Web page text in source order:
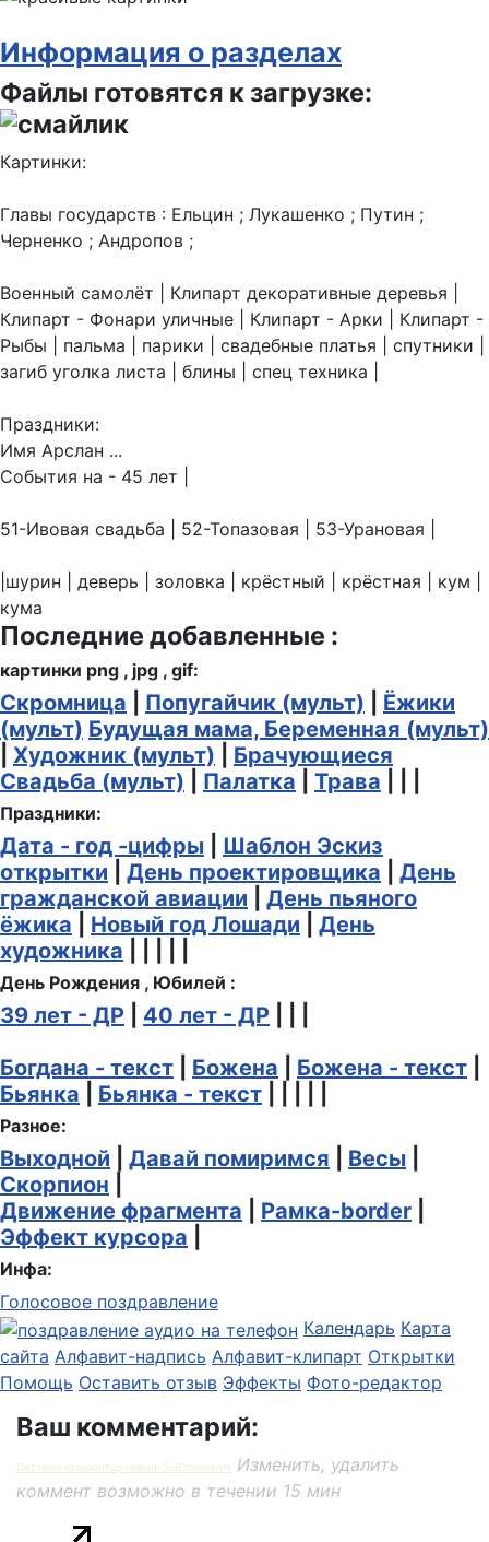
Информация о разделах
Файлы готовятся к загрузке:
Картинки:
Главы государств : Ельцин ; Лукашенко ; Путин ;
Черненко ; Андропов ;
Военный самолёт | Клипарт декоративные деревья |
Клипарт - Фонари уличные | Клипарт - Арки | Клипарт -
Рыбы | пальма | парики | свадебные платья | спутники |
загиб уголка листа | блины | спец техника |
Праздники:
Имя Арслан ...
События на - 45 лет |
51-Ивовая свадьба | 52-Топазовая | 53-Урановая |
|шурин | деверь | золовка | крёстный | крёстная | кум |
кума
Последние добавленные :
картинки png , jpg , gif:
Скромница Попугайчик (мульт)
Ёжики
(мульт) Будущая мама, Беременная (мульт)
Художник (мульт)
Брачующиеся
Свадьба (мульт)
Палатка Трава
Праздники:
Дата - год -цифры
Шаблон Эскиз
открытки
День проектировщика
День
гражданской авиации
День пьяного
ёжика
Новый год Лошади
День
художника
День Рождения , Юбилей :
39 лет - ДР 40 лет - ДР
Богдана - текст
Божена Божена - текст
Бьянка
Бьянка - текст
Разное:
Выходной Давай помиримся Весы
Скорпион
Движение фрагмента
Рамка-border
Эффект курсора
Инфа:
Голосовое поздравление
Календарь Карта
сайта Алфавит-надпись Алфавит-клипарт Открытки
Помощь Оставить отзыв Эффекты Фото-редактор
Ваш комментарий:
Система комментирования SigComments
Изменить, удалить
коммент возможно в течении 15 мин